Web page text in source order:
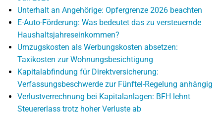
Unterhalt an Angehörige: Opfergrenze 2026 beachten
E-Auto-Förderung: Was bedeutet das zu versteuernde
Haushaltsjahreseinkommen?
Umzugskosten als Werbungskosten absetzen:
Taxikosten zur Wohnungsbesichtigung
Kapitalabfindung für Direktversicherung:
Verfassungsbeschwerde zur Fünftel-Regelung anhängig
Verlustverrechnung bei Kapitalanlagen: BFH lehnt
Steuererlass trotz hoher Verluste ab